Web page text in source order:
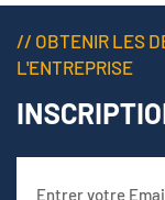
// OBTENIR LES
L'ENTREPRISE